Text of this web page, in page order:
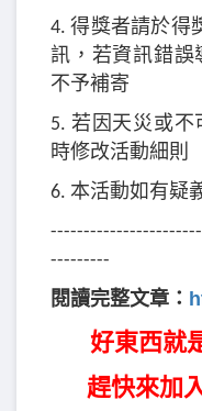
4.得獎者請於得
訊，若資訊錯誤
不予補寄
5. 若因天災或不
時修改活動細則
6. 本活動如有疑
---------
閱讀完整文章：
好東西就
趕快來加